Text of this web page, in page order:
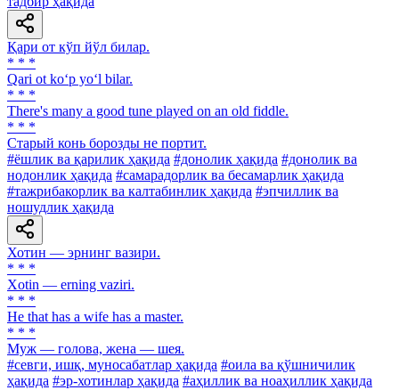
Қари от кўп йўл билар.
* * *
Qari ot ko‘p yo‘l bilar.
* * *
There's many a good tune played on an old fiddle.
* * *
Старый конь борозды не портит.
#ёшлик ва қарилик ҳақида #донолик ҳақида #донолик ва
нодонлик ҳақида #самарадорлик ва бесамарлик ҳақида
#тажрибакорлик ва калтабинлик ҳақида #эпчиллик ва
ношудлик ҳақида
Хотин — эрнинг вазири.
* * *
Xotin — erning vaziri.
* * *
He that has a wife has a master.
* * *
Муж — голова, жена — шея.
#севги, ишқ, муносабатлар ҳақида #оила ва қўшничилик
ҳақида #эр-хотинлар ҳақида #аҳиллик ва ноаҳиллик ҳақида